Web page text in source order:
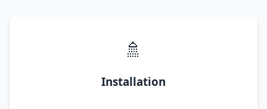
🚿
Installation